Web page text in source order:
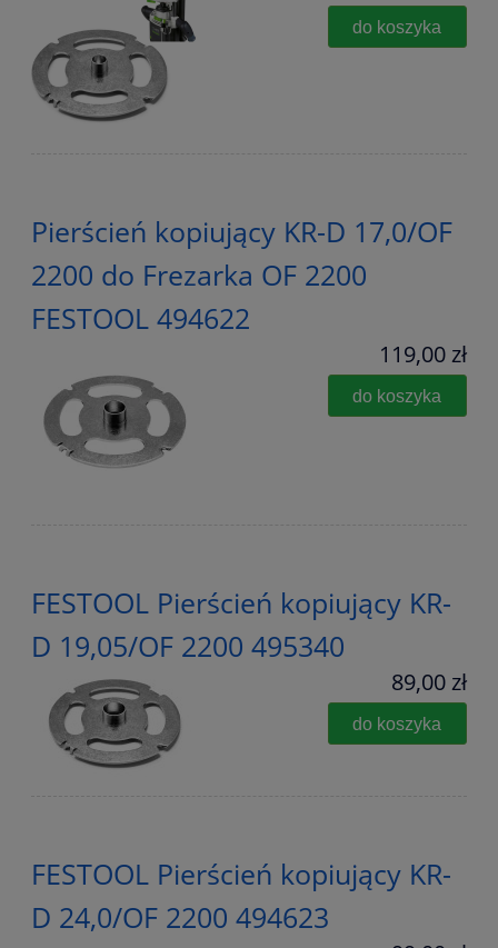
do koszyka
Pierścień kopiujący KR-D 17,0/OF
2200 do Frezarka OF 2200
FESTOOL 494622
119,00 zł
do koszyka
FESTOOL Pierścień kopiujący KR-
D 19,05/OF 2200 495340
89,00 zł
do koszyka
FESTOOL Pierścień kopiujący KR-
D 24,0/OF 2200 494623